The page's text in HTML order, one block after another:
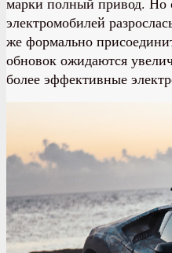
электромобилей
же формально
обновок ожидаются
более эффективные